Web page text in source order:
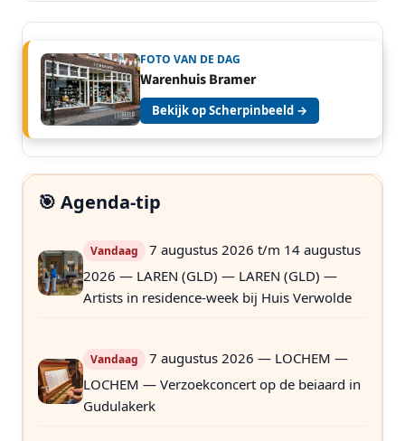
FOTO VAN DE DAG
Warenhuis Bramer
Bekijk op Scherpinbeeld →
🎯 Agenda-tip
Vandaag
7 augustus 2026 t/m 14 augustus
2026 — LAREN (GLD) — LAREN (GLD) —
Artists in residence-week bij Huis Verwolde
Vandaag
7 augustus 2026 — LOCHEM —
LOCHEM — Verzoekconcert op de beiaard in
Gudulakerk